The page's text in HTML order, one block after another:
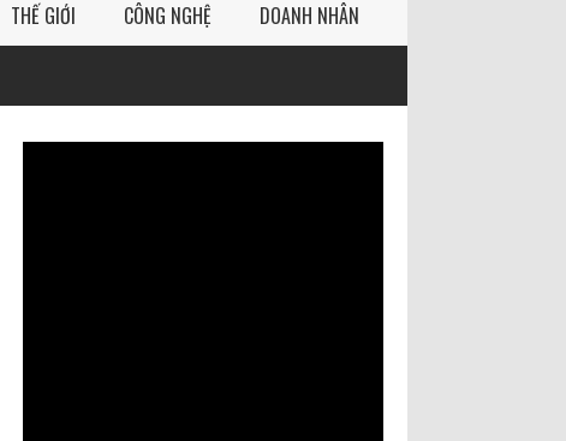
THẾ GIỚI CÔNG NGHỆ DOANH NHÂN